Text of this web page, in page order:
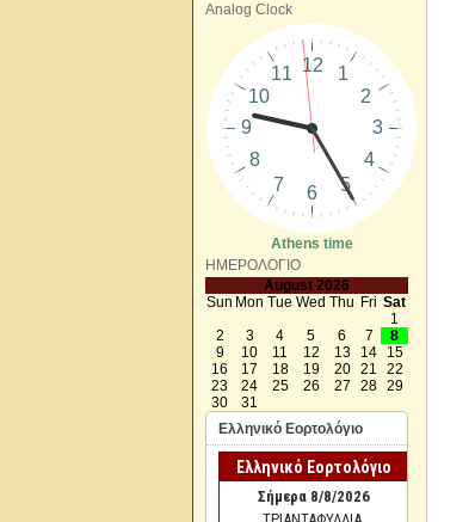
Analog Clock
Athens time
ΗΜΕΡΟΛΟΓΙΟ
August 2026
Sun Mon Tue Wed Thu Fri Sat
1
2
3 4 5 6 7
8
9
10 11 12 13 14
15
16
17 18 19 20 21
22
23
24 25 26 27 28 29
30
31
Ελληνικό Εορτολόγιο